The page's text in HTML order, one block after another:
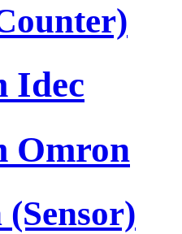
Idec
Omron